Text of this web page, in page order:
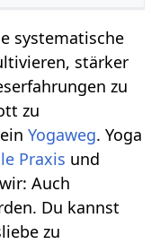
systematische
stärker
zu
zu
einYogaweg. Yoga
Praxis und
Auch
Du kannst
zu